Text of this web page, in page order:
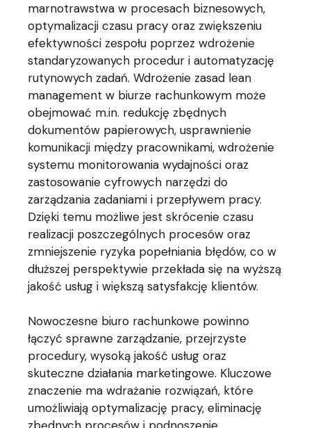
marnotrawstwa w procesach biznesowych,
optymalizacji czasu pracy oraz zwiększeniu
efektywności zespołu poprzez wdrożenie
standaryzowanych procedur i automatyzację
rutynowych zadań. Wdrożenie zasad lean
management w biurze rachunkowym może
obejmować m.in. redukcję zbędnych
dokumentów papierowych, usprawnienie
komunikacji między pracownikami, wdrożenie
systemu monitorowania wydajności oraz
zastosowanie cyfrowych narzędzi do
zarządzania zadaniami i przepływem pracy.
Dzięki temu możliwe jest skrócenie czasu
realizacji poszczególnych procesów oraz
zmniejszenie ryzyka popełniania błędów, co w
dłuższej perspektywie przekłada się na wyższą
jakość usług i większą satysfakcję klientów.
Nowoczesne biuro rachunkowe powinno
łączyć sprawne zarządzanie, przejrzyste
procedury, wysoką jakość usług oraz
skuteczne działania marketingowe. Kluczowe
znaczenie ma wdrażanie rozwiązań, które
umożliwiają optymalizację pracy, eliminację